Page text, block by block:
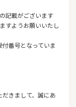
記載がございます
すようお願いいたし
番号となっていま
きまして、誠にあ